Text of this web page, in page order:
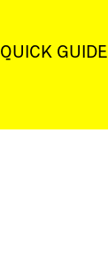
QUICK GUIDE